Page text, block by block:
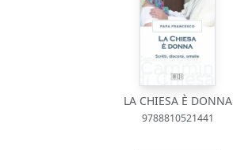
LA CHIESA È DONNA
9788810521441